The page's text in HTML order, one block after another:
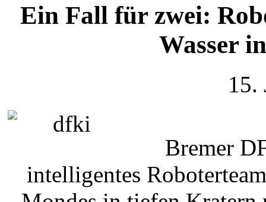
Ein Fall für zwei:
Wasser
15.
Bremer
intelligentes